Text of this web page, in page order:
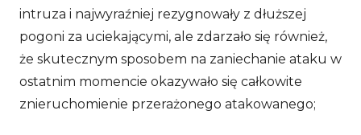
intruza i najwyraźniej rezygnowały z dłuższej
pogoni za uciekającymi, ale zdarzało się również,
że skutecznym sposobem na zaniechanie ataku w
ostatnim momencie okazywało się całkowite
znieruchomienie przerażonego atakowanego;